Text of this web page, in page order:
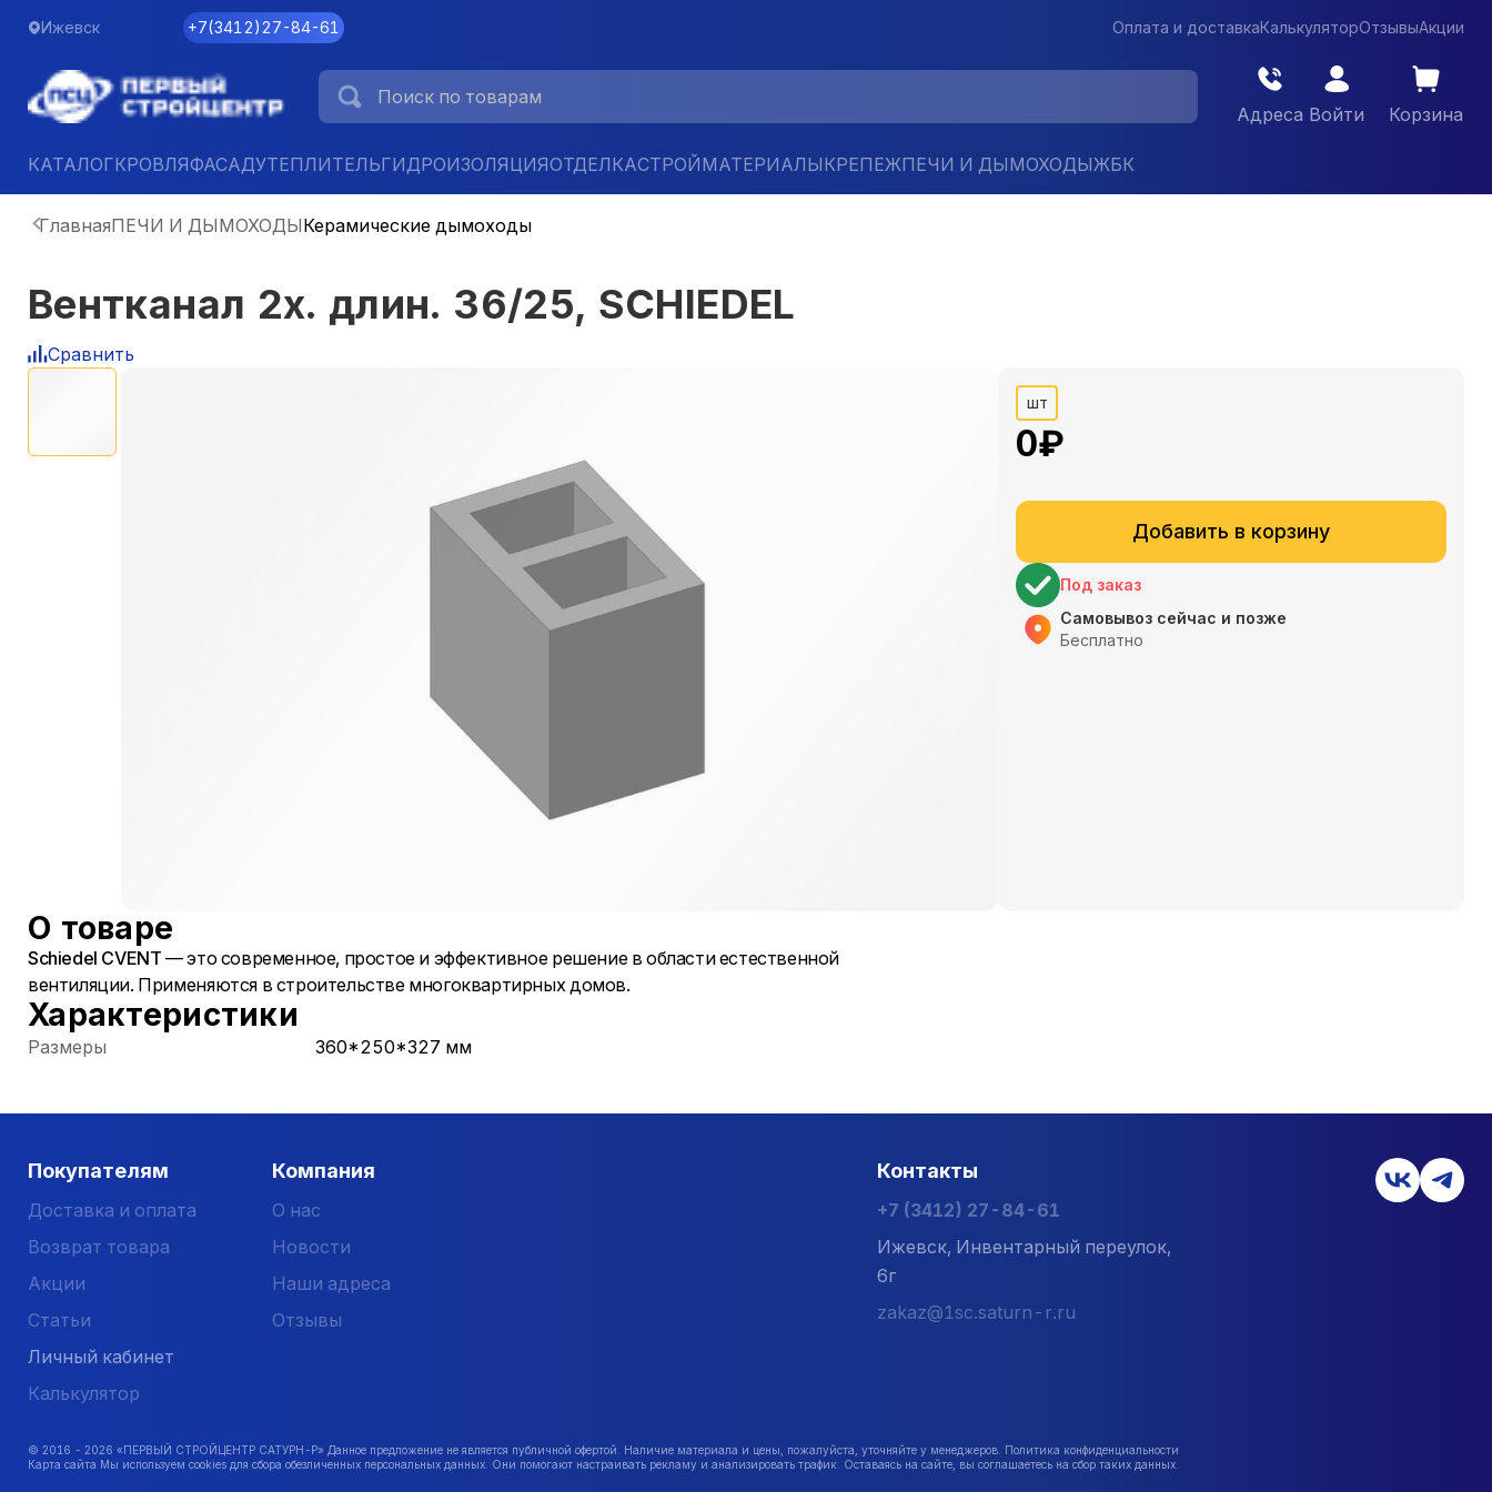
Ижевск +7(3412)27-84-61 Оплата и доставкаКалькуляторОтзывыАкции
Адреса Войти Корзина
КАТАЛОГКРОВЛЯФАСАДУТЕПЛИТЕЛЬГИДРОИЗОЛЯЦИЯОТДЕЛКАСТРОЙМАТЕРИАЛЫКРЕПЕЖПЕЧИ И ДЫМОХОДЫЖБК
ГлавнаяПЕЧИ И ДЫМОХОДЫКерамические дымоходы
Вентканал 2х. длин. 36/25, SCHIEDEL
Сравнить
шт
0₽
Добавить в корзину
Под заказ
Самовывоз сейчас и позже
Бесплатно
О товаре
Schiedel CVENT — это современное, простое и эффективное решение в области естественной
вентиляции. Применяются в строительстве многоквартирных домов.
Характеристики
Размеры 360*250*327 мм
Покупателям
Доставка и оплата
Возврат товара
Акции
Статьи
Личный кабинет
Калькулятор
Компания
О нас
Новости
Наши адреса
Отзывы
Контакты
+7 (3412) 27-84-61
Ижевск, Инвентарный переулок,
6г
zakaz@1sc.saturn-r.ru
© 2016 - 2026 «ПЕРВЫЙ СТРОЙЦЕНТР САТУРН-Р» Данное предложение не является публичной офертой. Наличие материала и цены, пожалуйста, уточняйте у менеджеров. Политика конфиденциальности
Карта сайта Мы используем cookies для сбора обезличенных персональных данных. Они помогают настраивать рекламу и анализировать трафик. Оставаясь на сайте, вы соглашаетесь на сбор таких данных.